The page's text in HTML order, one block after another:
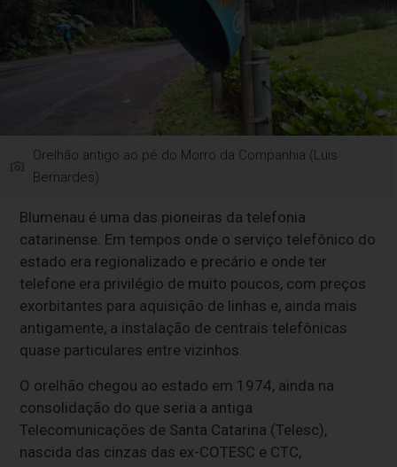
Orelhão antigo ao pé do Morro da Companhia (Luis
Bernardes)
Blumenau é uma das pioneiras da telefonia
catarinense. Em tempos onde o serviço telefônico do
estado era regionalizado e precário e onde ter
telefone era privilégio de muito poucos, com preços
exorbitantes para aquisição de linhas e, ainda mais
antigamente, a instalação de centrais telefônicas
quase particulares entre vizinhos.
O orelhão chegou ao estado em 1974, ainda na
consolidação do que seria a antiga
Telecomunicações de Santa Catarina (Telesc),
nascida das cinzas das ex-COTESC e CTC,